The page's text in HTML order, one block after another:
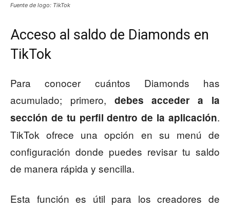
Fuente de logo: TikTok
Acceso al saldo de Diamonds en
TikTok
Para conocer cuántos Diamonds has
acumulado; primero, debes acceder a la
sección de tu perfil dentro de la aplicación.
TikTok ofrece una opción en su menú de
configuración donde puedes revisar tu saldo
de manera rápida y sencilla.
Esta función es útil para los creadores de